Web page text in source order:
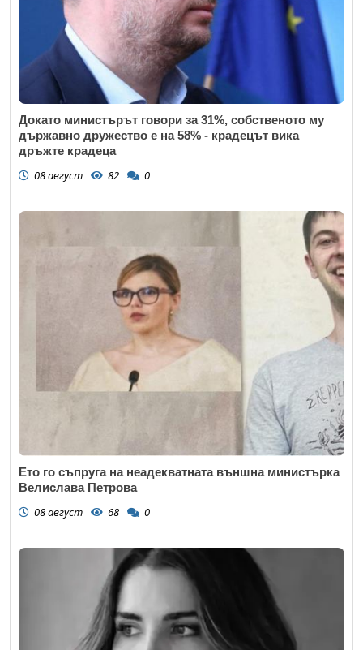
Докато министърът говори за 31%, собственото му
държавно дружество е на 58% - крадецът вика
дръжте крадеца
08 август 82 0
Ето го съпруга на неадекватната външна министърка
Велислава Петрова
08 август 68 0